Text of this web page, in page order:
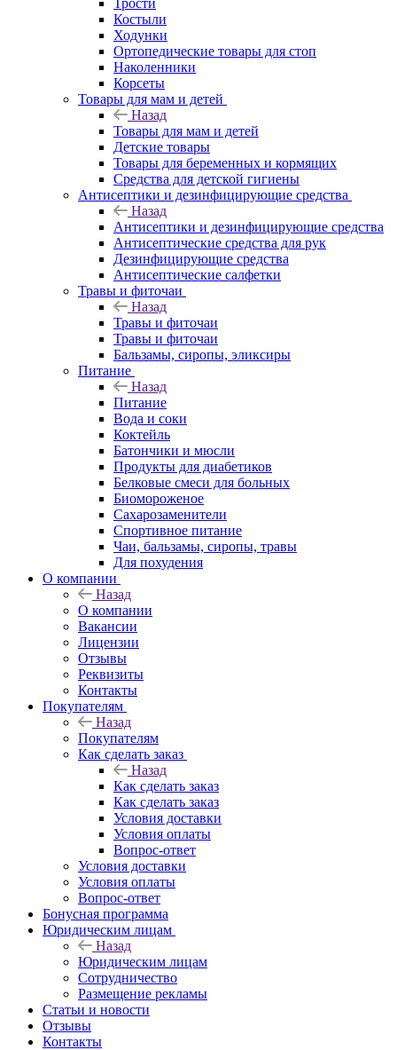
Трости
Костыли
Ходунки
Ортопедические товары для стоп
Наколенники
Корсеты
Товары для мам и детей
Назад
Товары для мам и детей
Детские товары
Товары для беременных и кормящих
Средства для детской гигиены
Антисептики и дезинфицирующие средства
Назад
Антисептики и дезинфицирующие средства
Антисептические средства для рук
Дезинфицирующие средства
Антисептические салфетки
Травы и фиточаи
Назад
Травы и фиточаи
Травы и фиточаи
Бальзамы, сиропы, эликсиры
Питание
Назад
Питание
Вода и соки
Коктейль
Батончики и мюсли
Продукты для диабетиков
Белковые смеси для больных
Биомороженое
Сахарозаменители
Спортивное питание
Чаи, бальзамы, сиропы, травы
Для похудения
О компании
Назад
О компании
Вакансии
Лицензии
Отзывы
Реквизиты
Контакты
Покупателям
Назад
Покупателям
Как сделать заказ
Назад
Как сделать заказ
Как сделать заказ
Условия доставки
Условия оплаты
Вопрос-ответ
Условия доставки
Условия оплаты
Вопрос-ответ
Бонусная программа
Юридическим лицам
Назад
Юридическим лицам
Сотрудничество
Размещение рекламы
Статьи и новости
Отзывы
Контакты